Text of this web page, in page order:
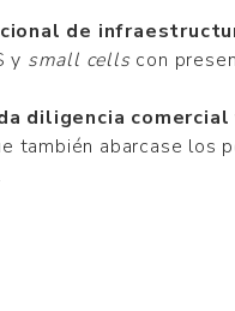
de
y small cellscon
diligencia
también abarcase los